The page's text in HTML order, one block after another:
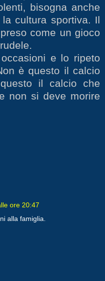
bisogna anche
cultura sportiva. Il
come un gioco
e lo ripeto
è questo il calcio
il calcio che
non si deve morire
ore 20:47
alla famiglia.